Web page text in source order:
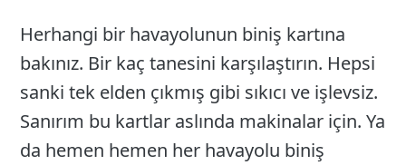
Herhangi bir havayolunun biniş kartına
bakınız. Bir kaç tanesini karşılaştırın. Hepsi
sanki tek elden çıkmış gibi sıkıcı ve işlevsiz.
Sanırım bu kartlar aslında makinalar için. Ya
da hemen hemen her havayolu biniş